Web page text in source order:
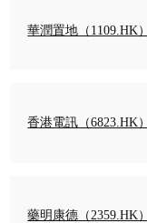
華潤置地（1109.HK）
香港電訊（6823.HK）
藥明康德（2359.HK）